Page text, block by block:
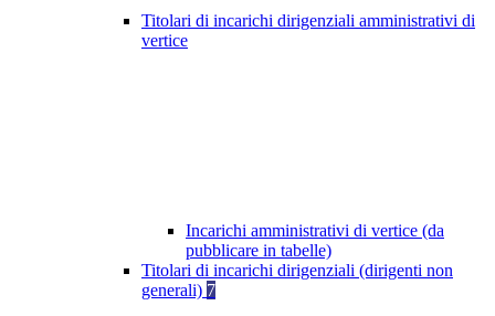
Titolari di incarichi dirigenziali amministrativi di
vertice
Incarichi amministrativi di vertice (da
pubblicare in tabelle)
Titolari di incarichi dirigenziali (dirigenti non
generali) 7